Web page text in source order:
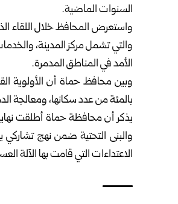
السنوات الماضية.
واستعرض المحافظ خلال اللقاء
والتي تشمل مركز المدينة،
الأمد في المناطق المدمرة.
بالمئة من عدد سكانها، ومعالجة
يذكر أن محافظة حماة أطلقت
والبنى التحتية ضمن نهج تشاركي
الاعتداءات التي قامت بها الآلة